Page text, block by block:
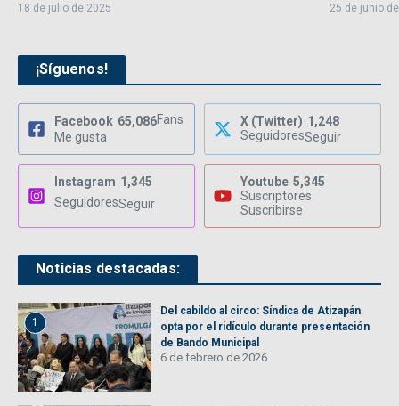
18 de julio de 2025 25 de junio
¡Síguenos!
Facebook 65,086Fans
Me gusta
X (Twitter) 1,248
SeguidoresSeguir
Instagram 1,345
SeguidoresSeguir
Youtube 5,345
Suscriptores
Suscribirse
Noticias destacadas:
1
Del cabildo al circo: Síndica de Atizapán
opta por el ridículo durante presentación
de Bando Municipal
6 de febrero de 2026